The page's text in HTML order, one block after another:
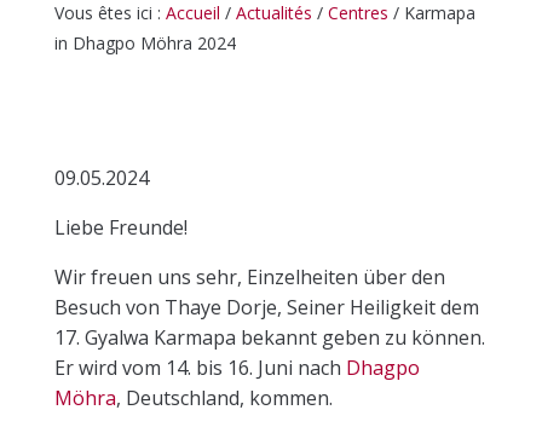
Vous êtes ici : Accueil / Actualités / Centres / Karmapa
in Dhagpo Möhra 2024
09.05.2024
Liebe Freunde!
Wir freuen uns sehr, Einzelheiten über den
Besuch von Thaye Dorje, Seiner Heiligkeit dem
17. Gyalwa Karmapa bekannt geben zu können.
Er wird vom 14. bis 16. Juni nach Dhagpo
Möhra, Deutschland, kommen.